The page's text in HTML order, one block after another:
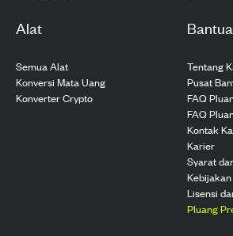
Alat
Semua Alat
Konversi Mata Uang
Konverter Crypto
Tentang
Pusat
FAQ
FAQ
Kontak
Karier
Syarat
Lisensi
Pluang